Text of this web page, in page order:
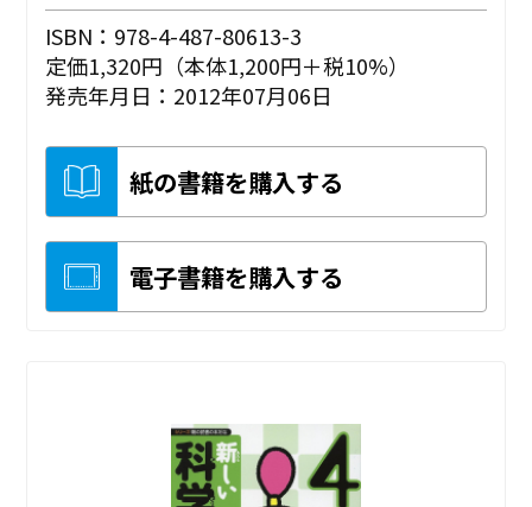
ISBN：978-4-487-80613-3
定価1,320円（本体1,200円＋税10%）
発売年月日：2012年07月06日
紙の書籍を購入する
電子書籍を購入する